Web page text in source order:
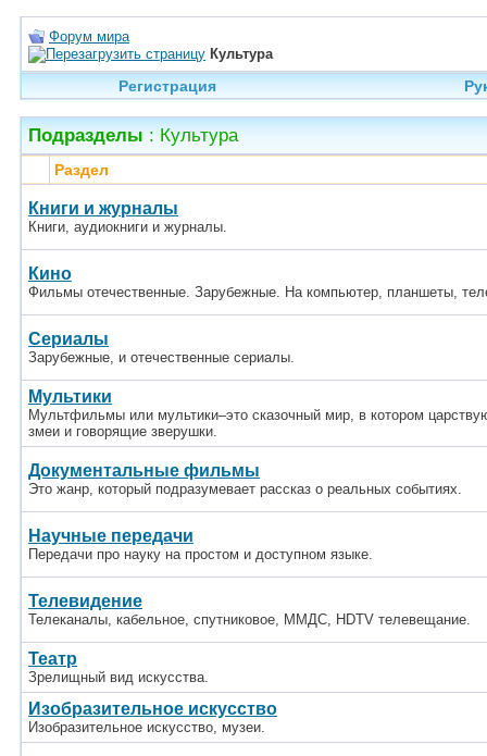
Форум мира
Культура
Регистрация
Подразделы : Культура
Раздел
Книги и журналы
Книги, аудиокниги и журналы.
Кино
Фильмы отечественные. Зарубежные. На компьютер, планшеты,
Сериалы
Зарубежные, и отечественные сериалы.
Мультики
Мультфильмы или мультики–это сказочный мир, в котором
змеи и говорящие зверушки.
Документальные фильмы
Это жанр, который подразумевает рассказ о реальных событиях.
Научные передачи
Передачи про науку на простом и доступном языке.
Телевидение
Телеканалы, кабельное, спутниковое, ММДС, HDTV телевещание.
Театр
Зрелищный вид искусства.
Изобразительное искусство
Изобразительное искусство, музеи.